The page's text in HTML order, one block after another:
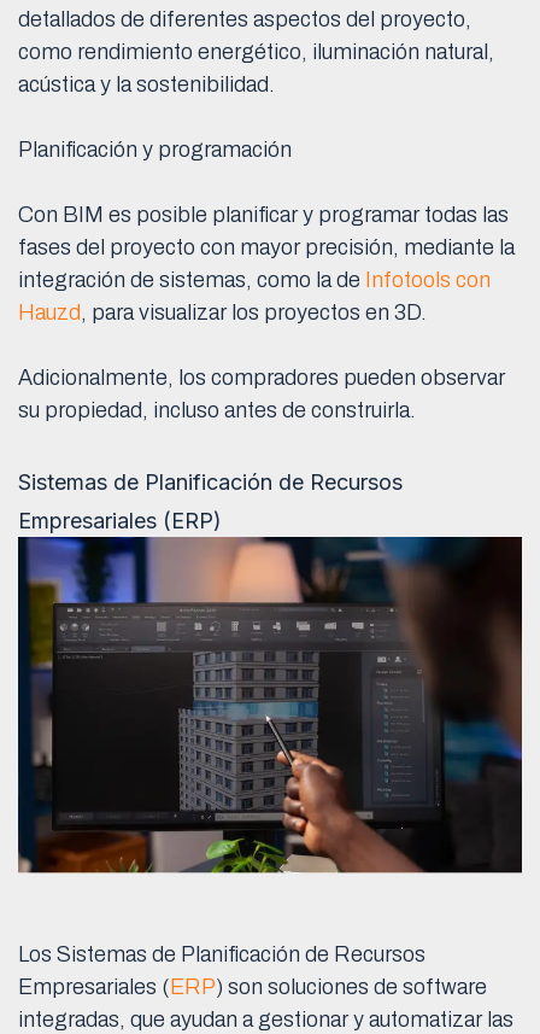
detallados de diferentes aspectos del proyecto,
como rendimiento energético, iluminación natural,
acústica y la sostenibilidad.
Planificación y programación
Con BIM es posible planificar y programar todas las
fases del proyecto con mayor precisión, mediante la
integración de sistemas, como la de Infotools con
Hauzd, para visualizar los proyectos en 3D.
Adicionalmente, los compradores pueden observar
su propiedad, incluso antes de construirla.
Sistemas de Planificación de Recursos
Empresariales (ERP)
Los Sistemas de Planificación de Recursos
Empresariales (ERP) son soluciones de software
integradas, que ayudan a gestionar y automatizar las